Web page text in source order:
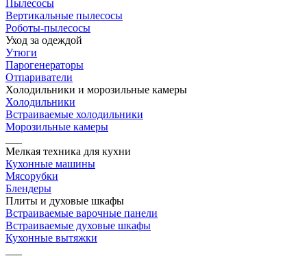
Пылесосы
Вертикальные пылесосы
Роботы-пылесосы
Уход за одеждой
Утюги
Парогенераторы
Отпариватели
Холодильники и морозильные камеры
Холодильники
Встраиваемые холодильники
Морозильные камеры
Мелкая техника для кухни
Кухонные машины
Мясорубки
Блендеры
Плиты и духовые шкафы
Встраиваемые варочные панели
Встраиваемые духовые шкафы
Кухонные вытяжки